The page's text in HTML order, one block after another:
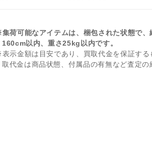
荷可能なアイテムは、梱包された状態で、
160cm以内、重さ25kg以内です。
示金額は目安であり、買取代金を保証する
取代金は商品状態、付属品の有無など査定の